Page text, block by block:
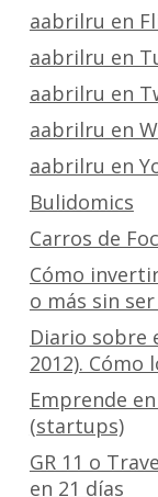
aabrilru en
aabrilru en
aabrilru en
aabrilru en
aabrilru en
Bulidomics
Carros de
Cómo
o más sin
Diario sobre
2012). Cómo
Emprende
(startups)
GR 11 o
en 21 días